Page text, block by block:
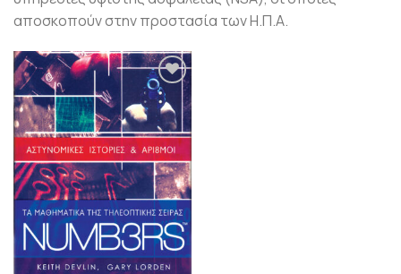
αποσκοπούν στην προστασία των Η.Π.Α.
Προσθήκη
βιβλίου
στη λίστα
επιθυμιών